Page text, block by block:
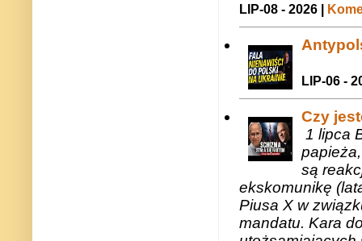
LIP-08 - 2026 |
LIP-06 -
Czy
1 lipca
są
ekskomunikę
Piusa X w
mandatu. Kara